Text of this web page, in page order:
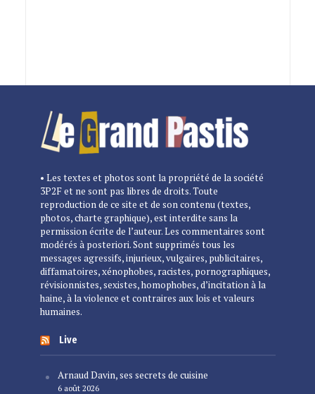
• Les textes et photos sont la propriété de la société
3P2F et ne sont pas libres de droits. Toute
reproduction de ce site et de son contenu (textes,
photos, charte graphique), est interdite sans la
permission écrite de l’auteur. Les commentaires sont
modérés à posteriori. Sont supprimés tous les
messages agressifs, injurieux, vulgaires, publicitaires,
diffamatoires, xénophobes, racistes, pornographiques,
révisionnistes, sexistes, homophobes, d’incitation à la
haine, à la violence et contraires aux lois et valeurs
humaines.
Live
Arnaud Davin, ses secrets de cuisine
6 août 2026